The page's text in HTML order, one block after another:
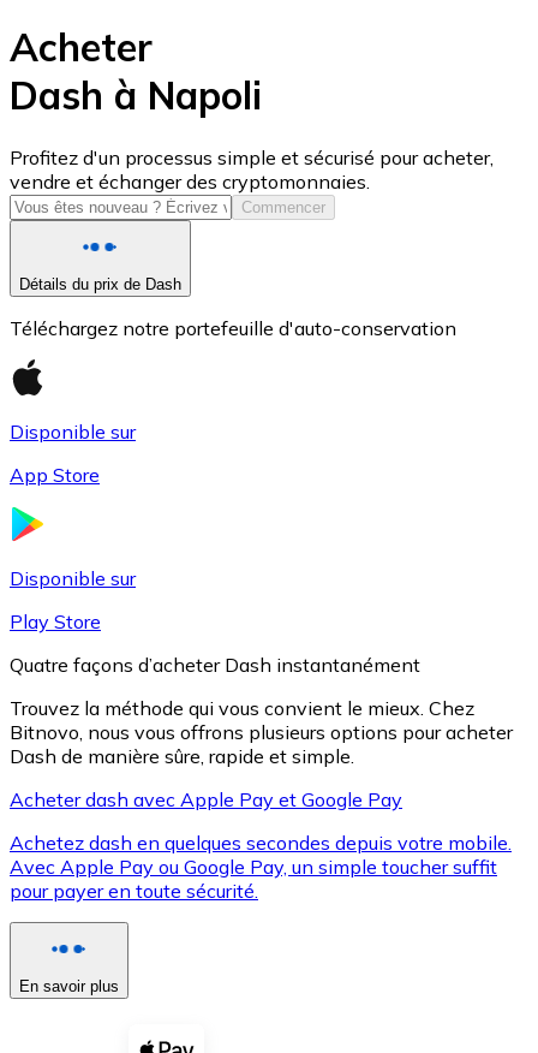
USD Coin
USDC
XRP
XRP
Voir toutes
Coupons crypto
Acheter
Dash à Napoli
Profitez d'un processus simple et sécurisé pour acheter,
vendre et échanger des cryptomonnaies.
Commencer
Détails du prix de Dash
Téléchargez notre portefeuille d'auto-conservation
Disponible sur
App Store
Disponible sur
Play Store
Quatre façons d’acheter Dash instantanément
Trouvez la méthode qui vous convient le mieux. Chez
Bitnovo, nous vous offrons plusieurs options pour acheter
Dash de manière sûre, rapide et simple.
Acheter dash avec Apple Pay et Google Pay
Achetez dash en quelques secondes depuis votre mobile.
Avec Apple Pay ou Google Pay, un simple toucher suffit
pour payer en toute sécurité.
En savoir plus